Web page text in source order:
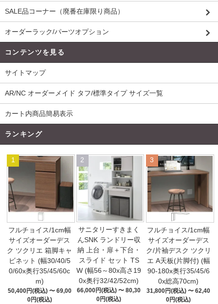
SALE品コーナー（廃番在庫限り商品）
オーダーラック/パーツオプション
コンテンツを見る
サイトマップ
AR/NC オーダーメイド タフ/標準タイプ サイズ一覧
カート内商品簡易表示
ランキング
1
フルチョイス/1cm幅
サイズオーダーデス
ク ツクリエ 箱脚キャ
ビネット (幅30/40/5
0/60x奥行35/45/60c
m)
50,400円(税込) 〜 69,00
0円(税込)
2
サニタリーすきまく
んSNK ランドリー収
納 上台・扉＋下台・
スライド セット TS
W (幅56～80x高さ19
0x奥行32/42/52cm)
66,000円(税込) 〜 80,30
0円(税込)
3
フルチョイス/1cm幅
サイズオーダーデス
ク/片袖デスク ツクリ
エ A天板(片脚付) (幅
90-180x奥行35/45/6
0x総高70cm)
31,800円(税込) 〜 62,40
0円(税込)